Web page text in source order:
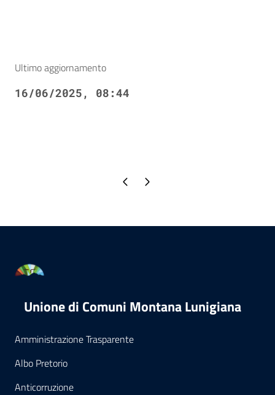
Ultimo aggiornamento
16/06/2025, 08:44
Pagina precedente
Pagina successiva
Unione di Comuni Montana Lunigiana
Amministrazione Trasparente
Albo Pretorio
Anticorruzione